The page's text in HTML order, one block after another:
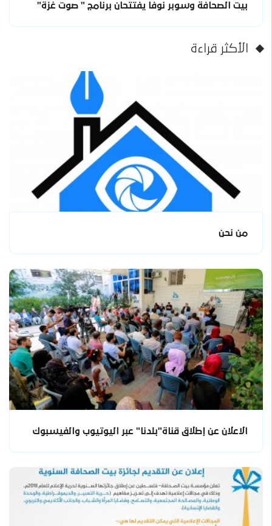
بيت الصحافة وسوبر نوفا يفتتحان برنامج " صوت غزة"
الأكثر قراءة
من نحن
الاعلان عن إطلاق قناة"بلدنا" عبر اليوتيوب والفيسبوك